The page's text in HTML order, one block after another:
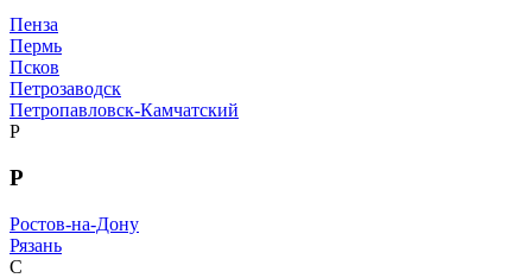
Пенза
Пермь
Псков
Петрозаводск
Петропавловск-Камчатский
Р
Р
Ростов-на-Дону
Рязань
С